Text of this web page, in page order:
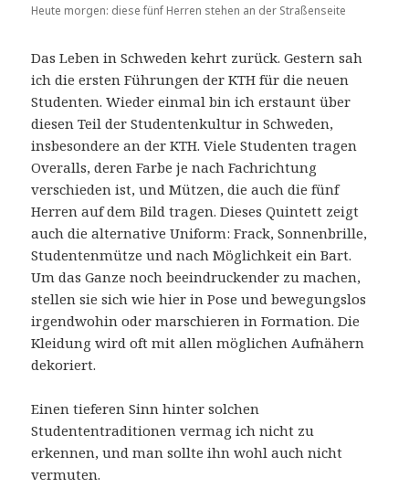
Heute morgen: diese fünf Herren stehen an der Straßenseite
Das Leben in Schweden kehrt zurück. Gestern sah
ich die ersten Führungen der KTH für die neuen
Studenten. Wieder einmal bin ich erstaunt über
diesen Teil der Studentenkultur in Schweden,
insbesondere an der KTH. Viele Studenten tragen
Overalls, deren Farbe je nach Fachrichtung
verschieden ist, und Mützen, die auch die fünf
Herren auf dem Bild tragen. Dieses Quintett zeigt
auch die alternative Uniform: Frack, Sonnenbrille,
Studentenmütze und nach Möglichkeit ein Bart.
Um das Ganze noch beeindruckender zu machen,
stellen sie sich wie hier in Pose und bewegungslos
irgendwohin oder marschieren in Formation. Die
Kleidung wird oft mit allen möglichen Aufnähern
dekoriert.
Einen tieferen Sinn hinter solchen
Studententraditionen vermag ich nicht zu
erkennen, und man sollte ihn wohl auch nicht
vermuten.